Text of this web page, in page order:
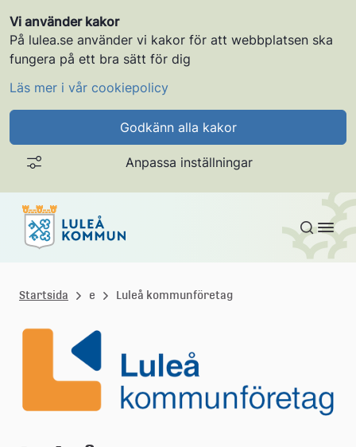
Vi använder kakor
På lulea.se använder vi kakor för att webbplatsen ska
fungera på ett bra sätt för dig
Läs mer i vår cookiepolicy
Godkänn alla kakor
Anpassa inställningar
Gå till innehållet
u
l
k
Startsida e Luleå kommunföretag